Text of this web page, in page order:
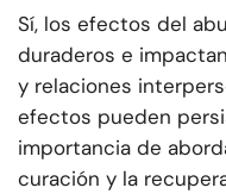
Sí, los efectos del
duraderos e
y relaciones
efectos pueden
importancia de
curación y la